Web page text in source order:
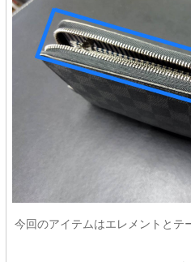
今回のアイテムはエレメントとテ